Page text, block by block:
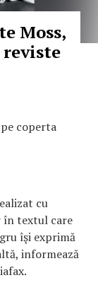
Moss,
reviste
coperta
cu
în textul care
îşi exprimă
informează